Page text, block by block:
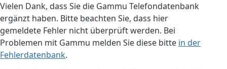
Vielen Dank, dass Sie die Gammu Telefondatenbank
ergänzt haben. Bitte beachten Sie, dass hier
gemeldete Fehler nicht überprüft werden. Bei
Problemen mit Gammu melden Sie diese bitte in der
Fehlerdatenbank.